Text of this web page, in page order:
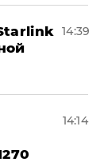
14:39
14:14